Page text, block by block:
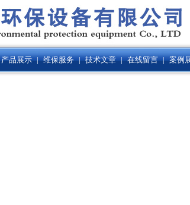
产品展示 | 维保服务 | 技术文章 | 在线留言 | 案例